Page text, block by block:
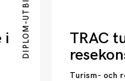
i
TRAC
Turism- och